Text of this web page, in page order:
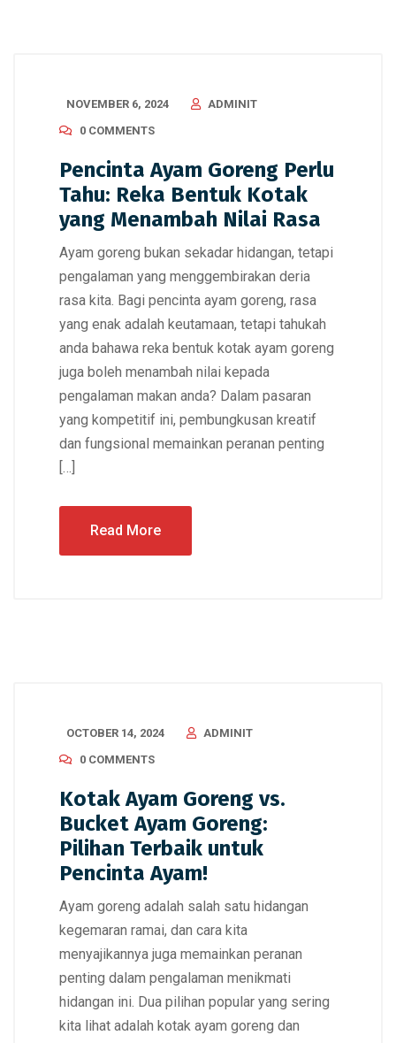
NOVEMBER 6, 2024
ADMINIT
0 COMMENTS
Pencinta Ayam Goreng Perlu
Tahu: Reka Bentuk Kotak
yang Menambah Nilai Rasa
Ayam goreng bukan sekadar hidangan, tetapi
pengalaman yang menggembirakan deria
rasa kita. Bagi pencinta ayam goreng, rasa
yang enak adalah keutamaan, tetapi tahukah
anda bahawa reka bentuk kotak ayam goreng
juga boleh menambah nilai kepada
pengalaman makan anda? Dalam pasaran
yang kompetitif ini, pembungkusan kreatif
dan fungsional memainkan peranan penting
[…]
Read More
OCTOBER 14, 2024
ADMINIT
0 COMMENTS
Kotak Ayam Goreng vs.
Bucket Ayam Goreng:
Pilihan Terbaik untuk
Pencinta Ayam!
Ayam goreng adalah salah satu hidangan
kegemaran ramai, dan cara kita
menyajikannya juga memainkan peranan
penting dalam pengalaman menikmati
hidangan ini. Dua pilihan popular yang sering
kita lihat adalah kotak ayam goreng dan